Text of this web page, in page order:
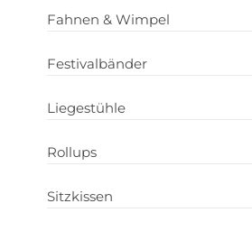
Fahnen & Wimpel
Festivalbänder
Liegestühle
Rollups
Sitzkissen